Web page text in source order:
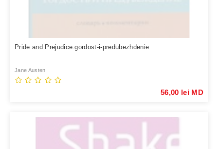
Pride and Prejudice.gordost-i-predubezhdenie
Jane Austen
56,00 lei MD